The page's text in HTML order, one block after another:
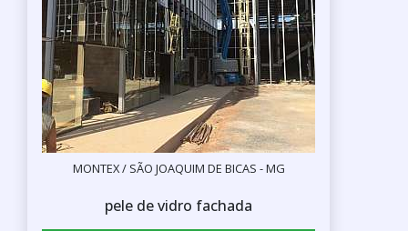
MONTEX / SÃO JOAQUIM DE BICAS - MG
pele de vidro fachada